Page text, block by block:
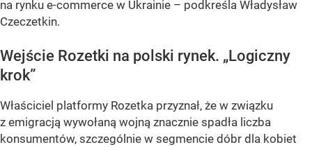
na rynku e-commerce w Ukrainie – podkreśla Władysław
Czeczetkin.
Wejście Rozetki na polski rynek. „Logiczny
krok”
Właściciel platformy Rozetka przyznał, że w związku
z emigracją wywołaną wojną znacznie spadła liczba
konsumentów, szczególnie w segmencie dóbr dla kobiet